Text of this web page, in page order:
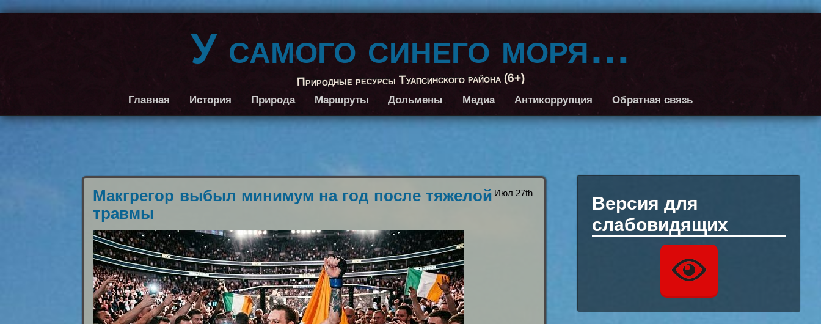
У самого синего моря…
Природные ресурсы Туапсинского района (6+)
Главная История Природа Маршруты Дольмены Медиа Антикоррупция Обратная связь
Июл 27th
Макгрегор выбыл минимум на год после тяжелой
травмы
Версия для
слабовидящих